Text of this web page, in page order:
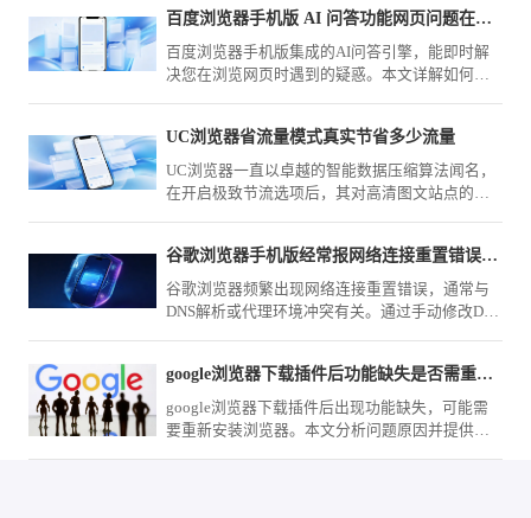
百度浏览器手机版 AI 问答功能网页问题在线解答
百度浏览器手机版集成的AI问答引擎，能即时解
决您在浏览网页时遇到的疑惑。本文详解如何调
UC浏览器省流量模式真实节省多少流量
UC浏览器一直以卓越的智能数据压缩算法闻名，
在开启极致节流选项后，其对高清图文站点的压
优化差值与视觉劣化程度，彻底打消月底套餐告
急的顾虑。
谷歌浏览器手机版经常报网络连接重置错误到底怎么改机
谷歌浏览器频繁出现网络连接重置错误，通常与
DNS解析或代理环境冲突有关。通过手动修改DNS
google浏览器下载插件后功能缺失是否需重新安装浏览器
google浏览器下载插件后出现功能缺失，可能需
要重新安装浏览器。本文分析问题原因并提供恢